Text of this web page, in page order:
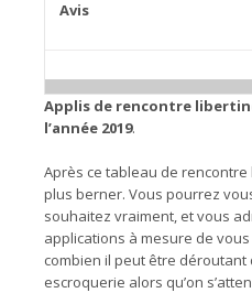
Applis de rencontre
l’année 2019.
Après ce tableau de
plus berner. Vous pourrez
souhaitez vraiment, et vous
applications à mesure de
combien il peut être
escroquerie alors qu’on